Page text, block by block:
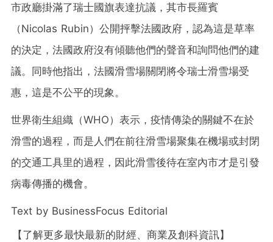
市政廳掛滿了瑞士國旗表達抗議，其市長羅賓
（Nicolas Rubin）公開抨擊法國政府，認為這是草率
的決定，法國政府沒有傾聽他們的聲音和詢問他們的建
議。同時他指出，法國滑雪場關閉將令瑞士滑雪場受
惠，這是不公平的現象。
世界衛生組織（WHO）表示，疫情傳染的關鍵不在於
滑雪的過程，而是人們在前往滑雪場聚集在機場或封閉
的交通工具里的過程，因此滑雪後待在室內市才是引發
病毒傳播的機會。
Text by BusinessFocus Editorial
【了解更多最快最新的財經、商業及創科資訊】